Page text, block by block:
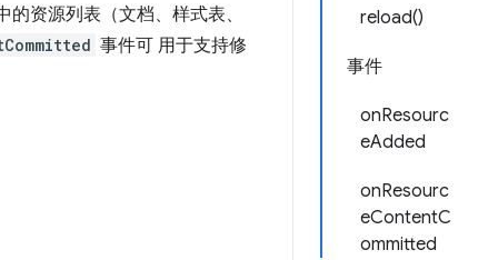
reload()
事件
onResourc
eAdded
onResourc
eContentC
ommitted
资源列表（文档、样式表、
事件可 用于支持修